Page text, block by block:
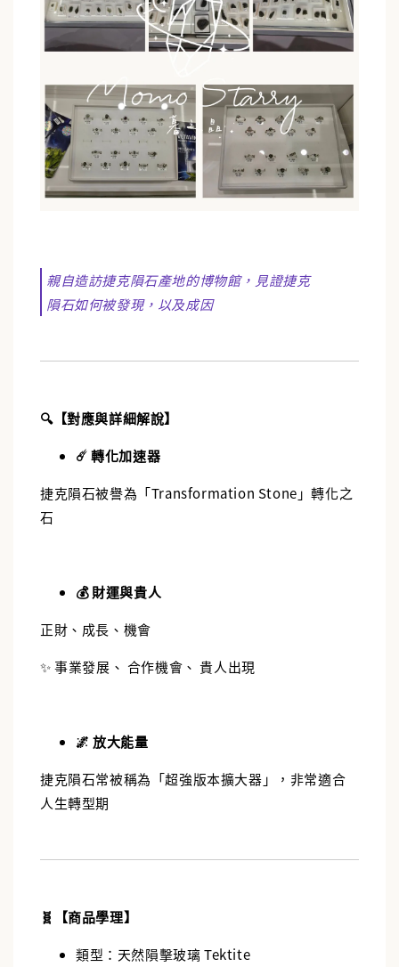
親自造訪捷克隕石產地的博物館，見證捷克
隕石如何被發現，以及成因
🔍【對應與詳細解說】
☄️ 轉化加速器
捷克隕石被譽為「Transformation Stone」轉化之
石
💰 財運與貴人
正財、成長、機會
✨ 事業發展、 合作機會、 貴人出現
🌌 放大能量
捷克隕石常被稱為「超強版本擴大器」，非常適合
人生轉型期
🧬【商品學理】
類型：天然隕擊玻璃 Tektite